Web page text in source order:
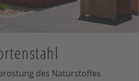
des Naturstoffes